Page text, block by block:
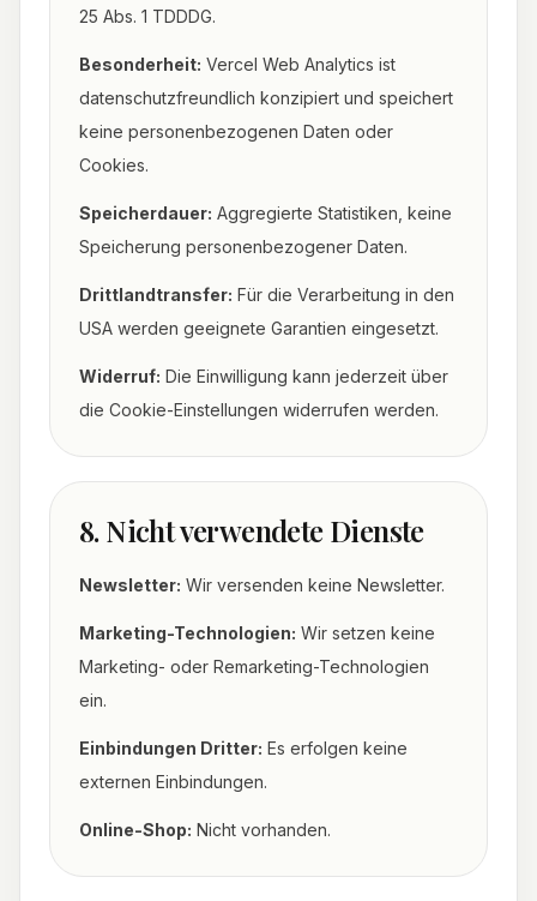
25 Abs. 1 TDDDG.
Besonderheit: Vercel Web Analytics ist
datenschutzfreundlich konzipiert und speichert
keine personenbezogenen Daten oder
Cookies.
Speicherdauer: Aggregierte Statistiken, keine
Speicherung personenbezogener Daten.
Drittlandtransfer: Für die Verarbeitung in den
USA werden geeignete Garantien eingesetzt.
Widerruf: Die Einwilligung kann jederzeit über
die Cookie-Einstellungen widerrufen werden.
8. Nicht verwendete Dienste
Newsletter: Wir versenden keine Newsletter.
Marketing-Technologien: Wir setzen keine
Marketing- oder Remarketing-Technologien
ein.
Einbindungen Dritter: Es erfolgen keine
externen Einbindungen.
Online-Shop: Nicht vorhanden.